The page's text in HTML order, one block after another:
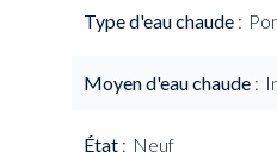
Type d'eau chaude
Moyen d'eau chaude
État Neuf